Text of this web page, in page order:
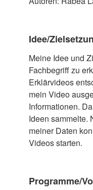
Idee/
Meine Idee und
Fachbegriff zu
Erklärvideos
mein Video
Informationen.
Ideen sammelte.
meiner Daten
Videos starten.
Programme/